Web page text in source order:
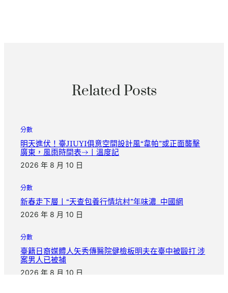
Related Posts
分數
明天進伏！臺JIUYI俱意空間設計風“韋帕”或正面襲擊
廣東，風雨時間表→丨溫度記
2026 年 8 月 10 日
分數
新春走下層丨“天查包養行情坑村”年味濃_中國網
2026 年 8 月 10 日
分數
臺籍日裔媒體人矢秀傳醫院健檢板明夫在臺中被毆打 涉
案男人已被捕
2026 年 8 月 10 日